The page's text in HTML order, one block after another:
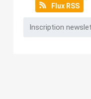
Flux RSS